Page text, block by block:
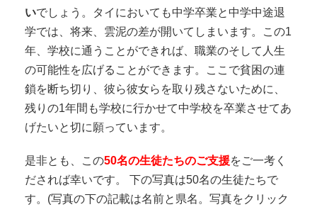
いでしょう。
タイにおいても中学卒業と中学中途退
学では、将来、雲泥の差が開いてしまいます。この1
年、学校に通うことができれば、職業のそして人生
の可能性を広げることができます。
ここで貧困の連
鎖を断ち切り、彼ら彼女らを取り残さないために、
残りの1年間も学校に行かせて中学校を卒業させてあ
げたいと切に願っています。
是非とも、この50名の生徒たちのご支援をご一考く
だされば幸いです。 下の写真は50名の生徒たちで
す。(写真の下の記載は名前と県名。写真をクリック